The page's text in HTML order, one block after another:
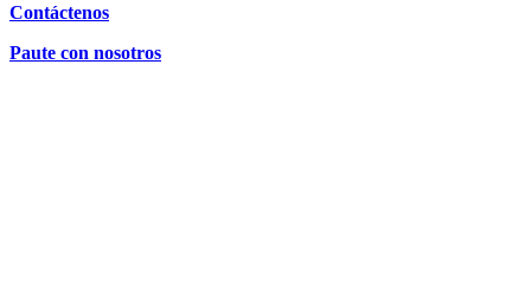
Contáctenos
Paute con nosotros